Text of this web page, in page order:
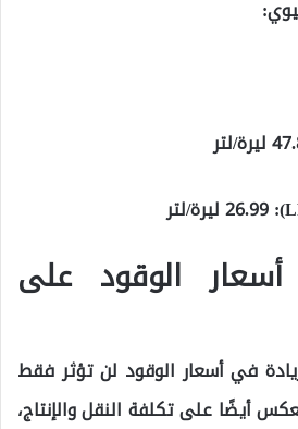
أسعار الوقود على
في أسعار الوقود لن تؤثر فقط
أيضًا على تكلفة النقل والإنتاج،